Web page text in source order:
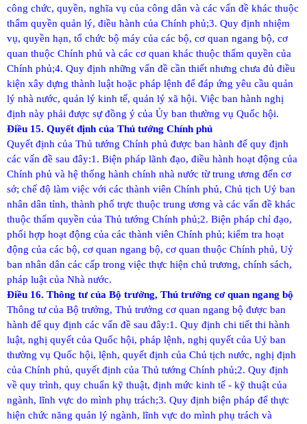
công chức, quyền, nghĩa vụ của công dân và các vấn đề khác thuộc
thẩm quyền quản lý, điều hành của Chính phủ;3. Quy định nhiệm
vụ, quyền hạn, tổ chức bộ máy của các bộ, cơ quan ngang bộ, cơ
quan thuộc Chính phủ và các cơ quan khác thuộc thẩm quyền của
Chính phủ;4. Quy định những vấn đề cần thiết nhưng chưa đủ điều
kiện xây dựng thành luật hoặc pháp lệnh để đáp ứng yêu cầu quản
lý nhà nước, quản lý kinh tế, quản lý xã hội. Việc ban hành nghị
định này phải được sự đồng ý của Ủy ban thường vụ Quốc hội.
Điều 15. Quyết định của Thủ tướng Chính phủ
Quyết định của Thủ tướng Chính phủ được ban hành để quy định
các vấn đề sau đây:1. Biện pháp lãnh đạo, điều hành hoạt động của
Chính phủ và hệ thống hành chính nhà nước từ trung ương đến cơ
sở; chế độ làm việc với các thành viên Chính phủ, Chủ tịch Uỷ ban
nhân dân tỉnh, thành phố trực thuộc trung ương và các vấn đề khác
thuộc thẩm quyền của Thủ tướng Chính phủ;2. Biện pháp chỉ đạo,
phối hợp hoạt động của các thành viên Chính phủ; kiểm tra hoạt
động của các bộ, cơ quan ngang bộ, cơ quan thuộc Chính phủ, Uỷ
ban nhân dân các cấp trong việc thực hiện chủ trương, chính sách,
pháp luật của Nhà nước.
Điều 16. Thông tư của Bộ trưởng, Thủ trưởng cơ quan ngang bộ
Thông tư của Bộ trưởng, Thủ trưởng cơ quan ngang bộ được ban
hành để quy định các vấn đề sau đây:1. Quy định chi tiết thi hành
luật, nghị quyết của Quốc hội, pháp lệnh, nghị quyết của Uỷ ban
thường vụ Quốc hội, lệnh, quyết định của Chủ tịch nước, nghị định
của Chính phủ, quyết định của Thủ tướng Chính phủ;2. Quy định
về quy trình, quy chuẩn kỹ thuật, định mức kinh tế - kỹ thuật của
ngành, lĩnh vực do mình phụ trách;3. Quy định biện pháp để thực
hiện chức năng quản lý ngành, lĩnh vực do mình phụ trách và